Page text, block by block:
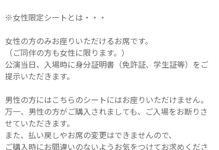
※女性限定シートとは・・・
女性の方のみお座りいただけるお席です。
（ご同伴の方も女性に限ります。）
公演当日、入場時に身分証明書（免許証、学生証等）をご
提示いただきます。
男性の方にはこちらのシートにはお座りいただけません。
万一、男性の方がご購入されましても、ご入場をお断りさ
せていただきます。
また、払い戻しやお席の変更はできませんので、
ご購入時にお間違いのないようお気をつけてお求めくださ